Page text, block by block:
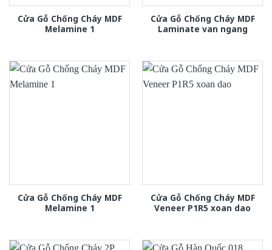
Cửa Gỗ Chống Cháy MDF
Melamine 1
Cửa Gỗ Chống Cháy MDF
Laminate van ngang
Cửa Gỗ Chống Cháy MDF
Melamine 1
Cửa Gỗ Chống Cháy MDF
Veneer P1R5 xoan dao